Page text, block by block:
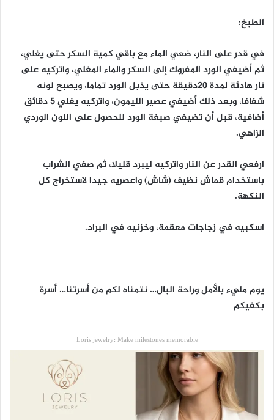
الطبخ:
في قدر على النار، ضعي الماء مع باقي كمية السكر حتى يغلي،
ثم أضيفي الورد المفروك إلى السكر والماء المغلي، واتركيه على
نار هادئة لمدة 20دقيقة حتى يذبل الورد تماما، ويصبح لونه
شفافا، وبعد ذلك أضيفي عصير الليمون، واتركيه يغلي 5 دقائق
أضافية، قبل أن تضيفي صبغة الورد للحصول على اللون الوردي
الزاهي.
ارفعي القدر عن النار واتركيه ليبرد قليلا، ثم صفي الشراب
باستخدام قماش نظيف (شاش) واعصريه جيدا لاستخراج كل
النكهة.
اسكبيه في زجاجات معقمة، وخزنيه في البراد.
يوم مليء بالأمل وراحة البال… نتمناه لكم من أسرتنا… أسرة
بكفيكم
Loris jewelry: Make milestones memorable